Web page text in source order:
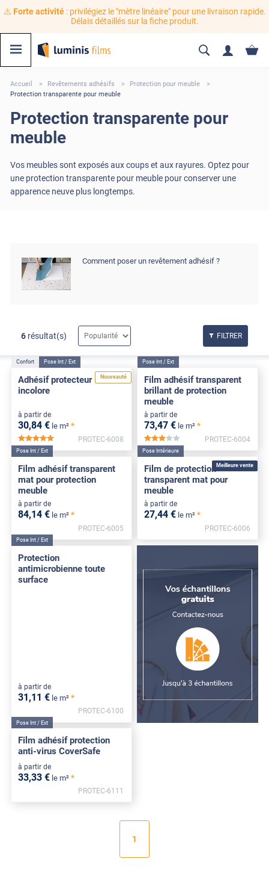
⚠️ Forte activité: privilégiez le "mètre linéaire" pour une livraison rapide.
Délais détaillés sur la fiche produit.
Accueil Revêtements adhésifs
Protection pour meuble
Protection transparente pour meuble
Protection transparente pour
meuble
Vos meubles sont exposés aux coups et aux rayures. Optez pour
une protection transparente pour meuble pour conserver une
apparence neuve plus longtemps.
Comment poser un revêtement adhésif ?
6 résultat(s) FILTRER
Nouveauté
Confort Pose Int / Ext
Adhésif protecteur
incolore
à partir de
30,84 € le m² *
PROTEC-6008
Pose Int / Ext
Film adhésif transparent
brillant de protection
meuble
à partir de
73,47 € le m² *
*****
PROTEC-6004
Pose Int / Ext
Film adhésif transparent
mat pour protection
meuble
à partir de
84,14 € le m² *
PROTEC-6005
Meilleure vente
Pose Intérieure
Film de protection
transparent mat pour
meuble
à partir de
27,44 € le m² *
PROTEC-6006
Pose Int / Ext
Protection
antimicrobienne toute
surface
à partir de
31,11 € le m² *
PROTEC-6100
Pose Int / Ext
Film adhésif protection
anti-virus CoverSafe
à partir de
33,33 € le m² *
PROTEC-6111
1